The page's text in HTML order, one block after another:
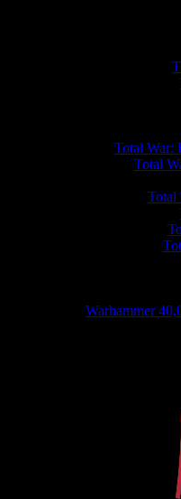
Total War:
Total
Warhammer